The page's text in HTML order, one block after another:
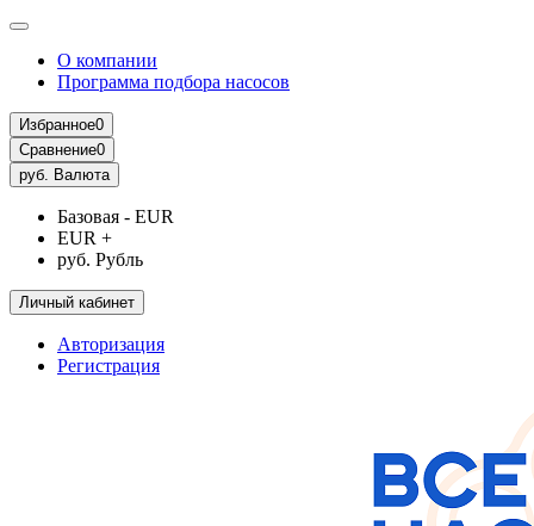
О компании
Программа подбора насосов
Избранное0
Сравнение0
руб. Валюта
Базовая - EUR
EUR +
руб. Рубль
Личный кабинет
Авторизация
Регистрация